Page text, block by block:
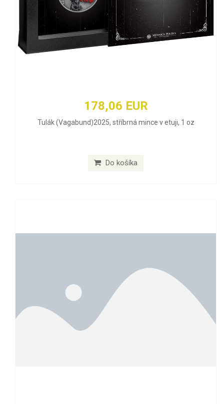
178,06 EUR
Tulák (Vagabund)2025, stříbrná mince v etuji, 1 oz
Do košíka